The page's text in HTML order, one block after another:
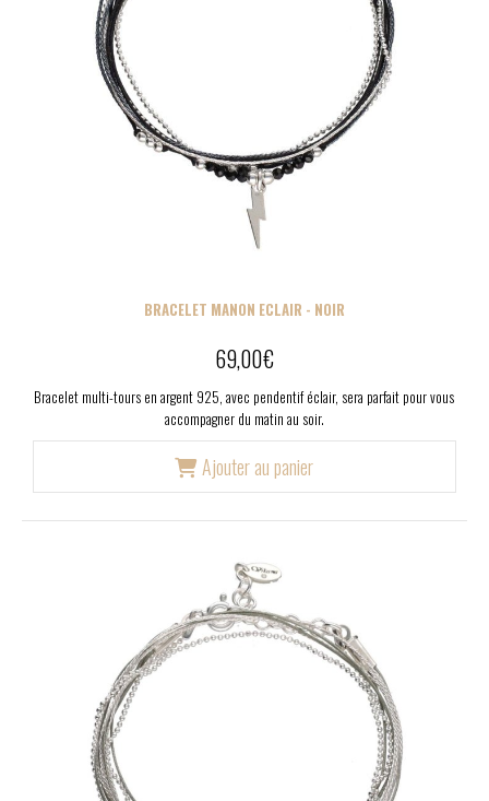
BRACELET MANON ECLAIR - NOIR
69,00€
Bracelet multi-tours en argent 925, avec pendentif éclair, sera parfait pour vous
accompagner du matin au soir.
Ajouter au panier